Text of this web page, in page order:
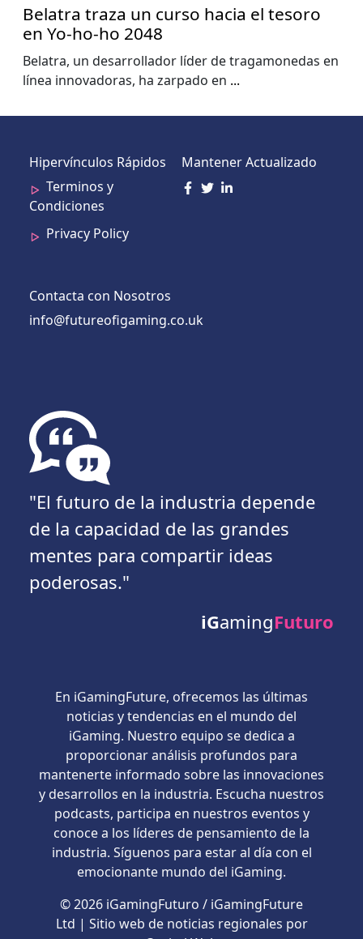
Belatra traza un curso hacia el tesoro
en Yo-ho-ho 2048
Belatra, un desarrollador líder de tragamonedas en
línea innovadoras, ha zarpado en ...
Hipervínculos Rápidos
Terminos y
Condiciones
Privacy Policy
Mantener Actualizado
Contacta con Nosotros
info@futureofigaming.co.uk
"El futuro de la industria depende
de la capacidad de las grandes
mentes para compartir ideas
poderosas."
iGamingFuturo
En iGamingFuture, ofrecemos las últimas
noticias y tendencias en el mundo del
iGaming. Nuestro equipo se dedica a
proporcionar análisis profundos para
mantenerte informado sobre las innovaciones
y desarrollos en la industria. Escucha nuestros
podcasts, participa en nuestros eventos y
conoce a los líderes de pensamiento de la
industria. Síguenos para estar al día con el
emocionante mundo del iGaming.
© 2026 iGamingFuturo / iGamingFuture
Ltd | Sitio web de noticias regionales por